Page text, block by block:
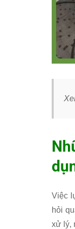
Việc
hỏi
xử lý,